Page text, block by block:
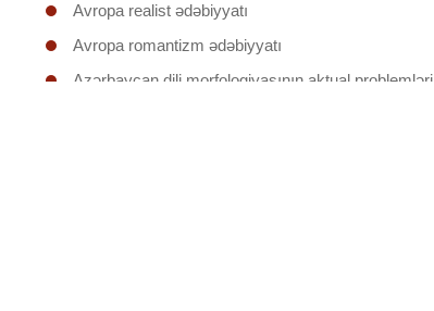
Avropa realist ədəbiyyatı
Avropa romantizm ədəbiyyatı
Azərbaycan dili morfologiyasının aktual problemləri